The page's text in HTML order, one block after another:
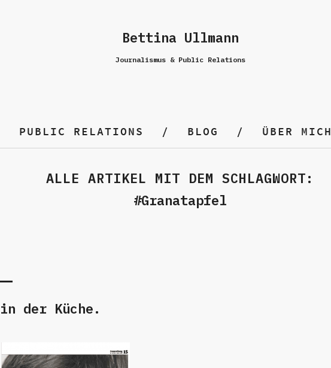
Bettina Ullmann
Journalismus & Public Relations
PUBLIC RELATIONS BLOG ÜBER MICH
ALLE ARTIKEL MIT DEM SCHLAGWORT:
Granatapfel
der Küche.